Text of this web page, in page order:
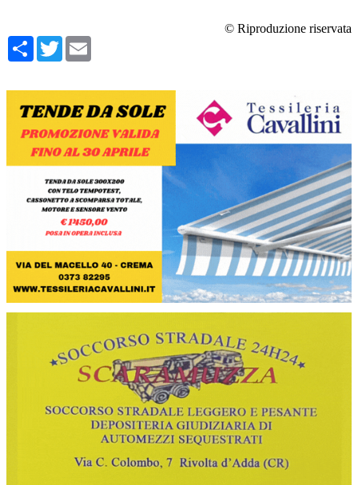
© Riproduzione riservata
Condividi
Twitter